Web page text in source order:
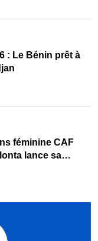
: Le Bénin prêt à
féminine CAF
lance sa